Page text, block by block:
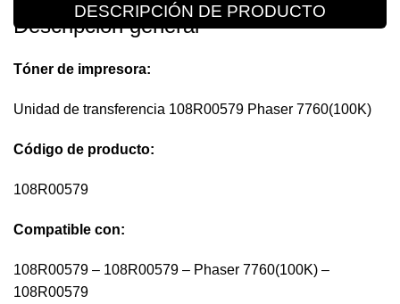
DESCRIPCIÓN DE PRODUCTO
Descripción general
Tóner de impresora:
Unidad de transferencia 108R00579 Phaser 7760(100K)
Código de producto:
108R00579
Compatible con:
108R00579 – 108R00579 – Phaser 7760(100K) –
108R00579